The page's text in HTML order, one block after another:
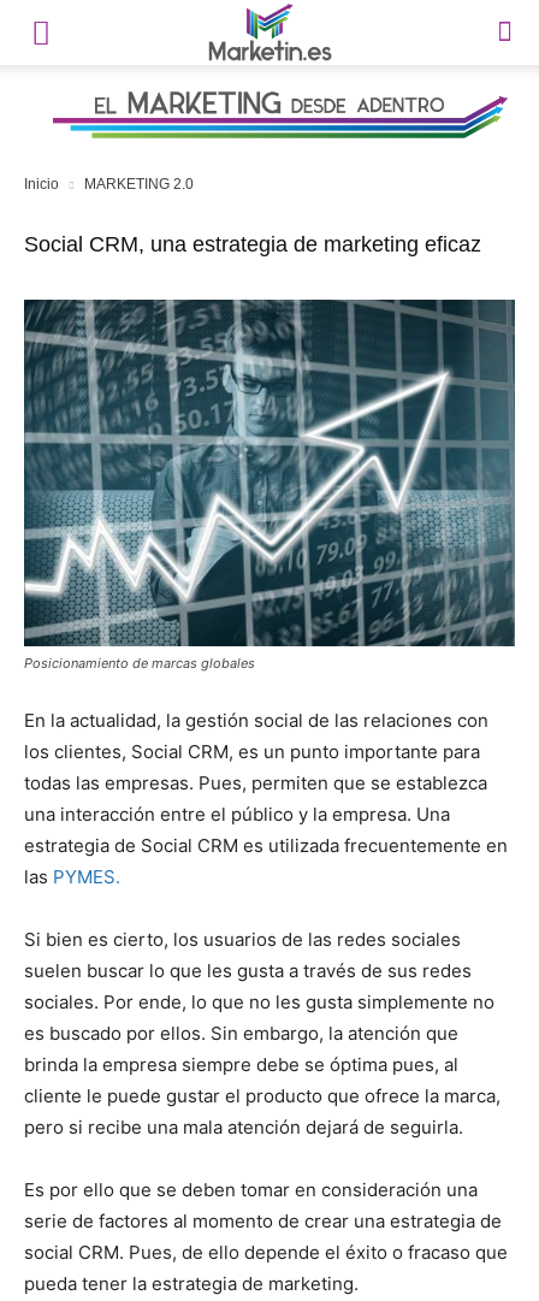
Inicio MARKETING 2.0
Social CRM, una estrategia de marketing eficaz
Posicionamiento de marcas globales
En la actualidad, la gestión social de las relaciones con
los clientes, Social CRM, es un punto importante para
todas las empresas. Pues, permiten que se establezca
una interacción entre el público y la empresa. Una
estrategia de Social CRM es utilizada frecuentemente en
las PYMES.
Si bien es cierto, los usuarios de las redes sociales
suelen buscar lo que les gusta a través de sus redes
sociales. Por ende, lo que no les gusta simplemente no
es buscado por ellos. Sin embargo, la atención que
brinda la empresa siempre debe se óptima pues, al
cliente le puede gustar el producto que ofrece la marca,
pero si recibe una mala atención dejará de seguirla.
Es por ello que se deben tomar en consideración una
serie de factores al momento de crear una estrategia de
social CRM. Pues, de ello depende el éxito o fracaso que
pueda tener la estrategia de marketing.